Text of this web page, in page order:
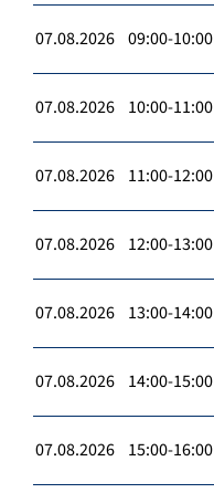
07.08.2026 09:00-10:00
07.08.2026 10:00-11:00
07.08.2026 11:00-12:00
07.08.2026 12:00-13:00
07.08.2026 13:00-14:00
07.08.2026 14:00-15:00
07.08.2026 15:00-16:00